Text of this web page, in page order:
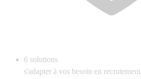
6 solutions
s'adapter à vos besoin en recrutement